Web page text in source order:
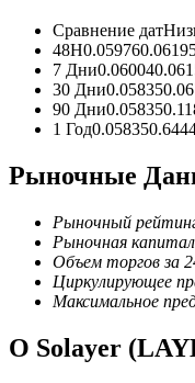
USDC фьючерсы
обеспечения
Сравнение дат
48H0.05976
7 Дни0.06004
30 Дни0.05835
90 Дни0.05835
1 Год0.05835
Рыночные
Рыночный
Рыночная
Объем торгов за
Циркулирующее
Максимальное
О Solayer